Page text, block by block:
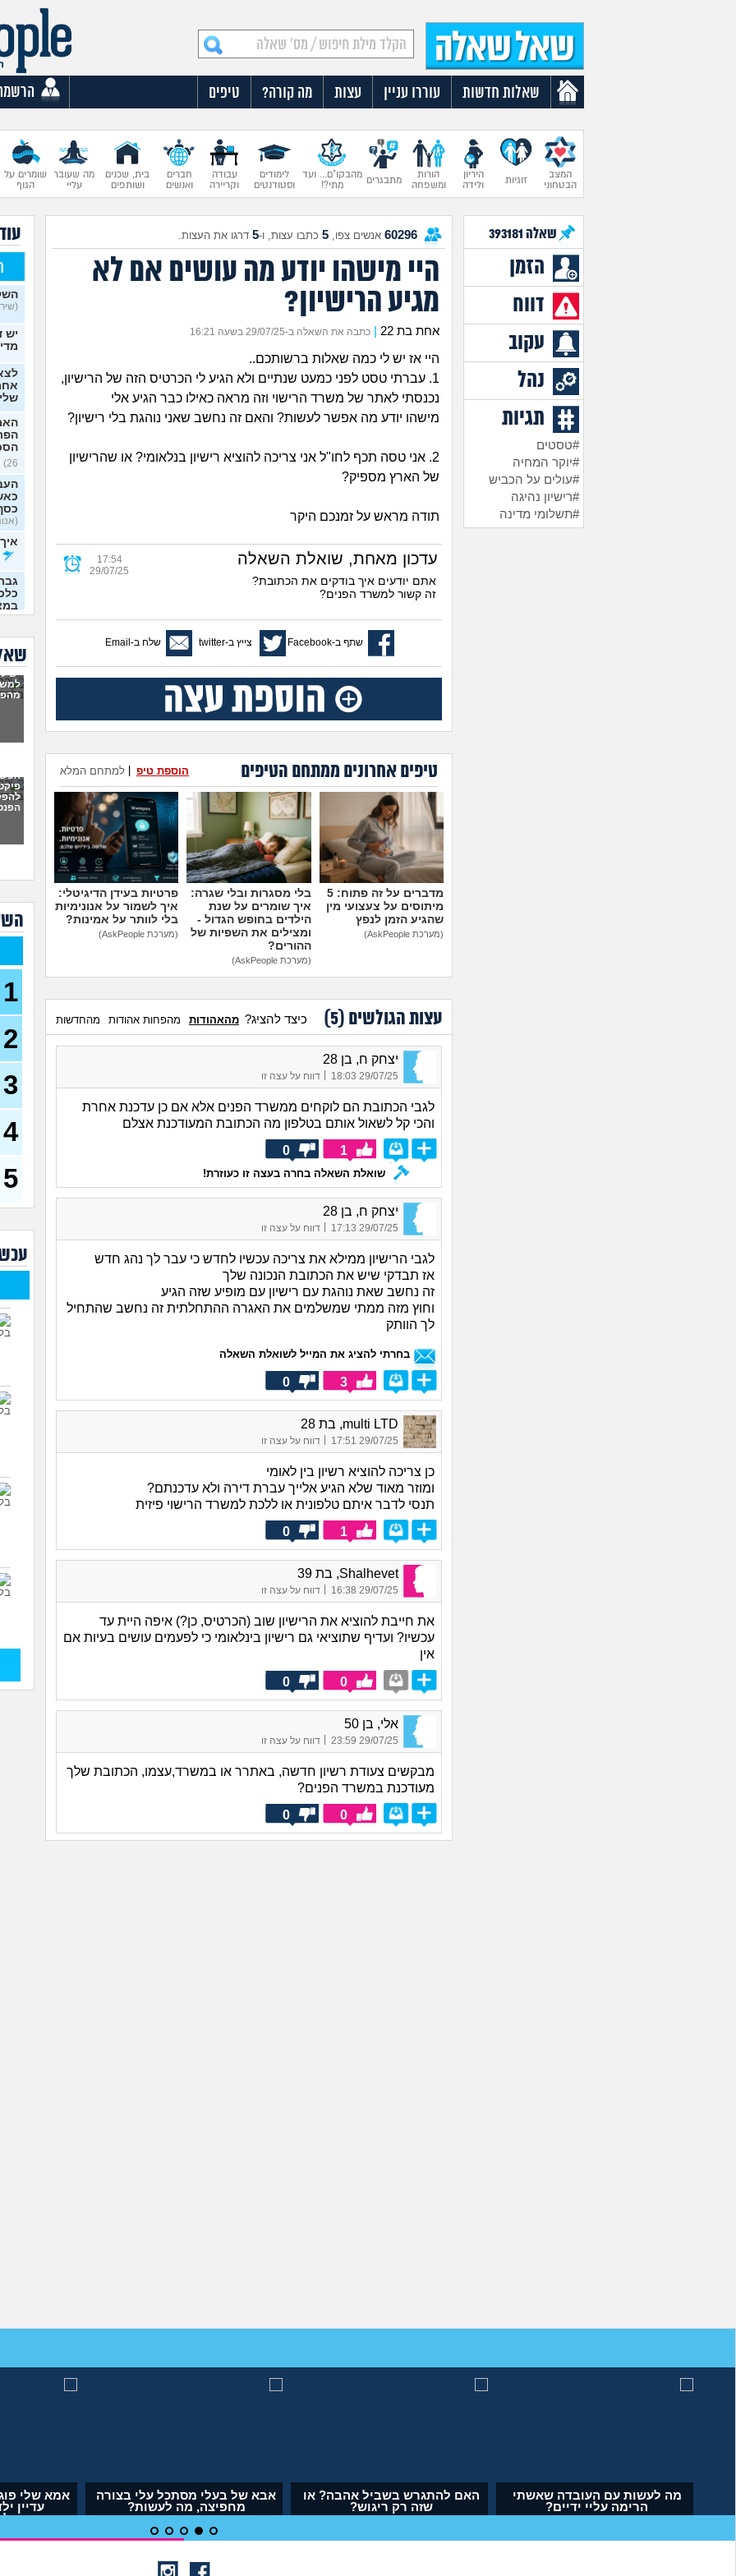
שאלות חדשות עוררו עניין עצות מה קורה? טיפים
המצב
הבטחוני
זוגיות
היריון
ולידה
הורות
ומשפחה
מתבגרים
מהבקו"ם... ועד
מתי?!
לימודים
וסטודנטים
עבודה
וקריירה
חברים
ואנשים
בית, שכנים
ושותפים
מה שעובר
עליי
שומרים על
הגוף
שאלה 393181
הזמן
דווח
עקוב
נהל
תגיות
#טסטים
#יוקר המחיה
#עולים על הכביש
#רישיון נהיגה
#תשלומי מדינה
60296 אנשים צפו, 5 כתבו עצות, ו-5 דרגו את העצות.
היי מישהו יודע מה עושים אם לא
מגיע הרישיון?
אחת בת 22 כתבה את השאלה ב-29/07/25 בשעה 16:21
היי אז יש לי כמה שאלות ברשותכם..
1. עברתי טסט לפני כמעט שנתיים ולא הגיע לי הכרטיס הזה של הרישיון,
נכנסתי לאתר של משרד הרישוי וזה מראה כאילו כבר הגיע אלי
מישהו יודע מה אפשר לעשות? והאם זה נחשב שאני נוהגת בלי רישיון?
2. אני טסה תכף לחו"ל אני צריכה להוציא רישיון בנלאומי? או שהרישיון
של הארץ מספיק?
תודה מראש על זמנכם היקר
עדכון מאחת, שואלת השאלה
17:54
29/07/25
אתם יודעים איך בודקים את הכתובת?
זה קשור למשרד הפנים?
שתף ב-Facebook צייץ ב-twitter שלח ב-Email
טיפים אחרונים ממתחם הטיפים למתחם המלא הוספת טיפ
מדברים על זה פתוח: 5
מיתוסים על צעצועי מין
שהגיע הזמן לנפץ
(מערכת AskPeople)
בלי מסגרות ובלי שגרה:
איך שומרים על שנת
הילדים בחופש הגדול -
ומצילים את השפיות של
ההורים?
(מערכת AskPeople)
פרטיות בעידן הדיגיטלי:
איך לשמור על אנונימיות
בלי לוותר על אמינות?
(מערכת AskPeople)
עצות הגולשים (5
) כיצד להציג? מהאהודות מהפחות אהודות מהחדשות
יצחק ח, בן 28
29/07/25 18:03 דווח על עצה זו
לגבי הכתובת הם לוקחים ממשרד הפנים אלא אם כן עדכנת אחרת
והכי קל לשאול אותם בטלפון מה הכתובת המעודכנת אצלם
1
0
שואלת השאלה בחרה בעצה זו כעוזרת!
יצחק ח, בן 28
29/07/25 17:13 דווח על עצה זו
לגבי הרישיון ממילא את צריכה עכשיו לחדש כי עבר לך נהג חדש
אז תבדקי שיש את הכתובת הנכונה שלך
זה נחשב שאת נוהגת עם רישיון עם מופיע שזה הגיע
וחוץ מזה ממתי שמשלמים את האגרה ההתחלתית זה נחשב שהתחיל
לך הוותק
בחרתי להציג את המייל לשואלת השאלה
3
0
multi LTD, בת 28
29/07/25 17:51 דווח על עצה זו
כן צריכה להוציא רשיון בין לאומי
ומוזר מאוד שלא הגיע אלייך עברת דירה ולא עדכנתם?
תנסי לדבר איתם טלפונית או ללכת למשרד הרישוי פיזית
1
0
Shalhevet, בת 39
29/07/25 16:38 דווח על עצה זו
את חייבת להוציא את הרישיון שוב (הכרטיס, כן?) איפה היית עד
עכשיו? ועדיף שתוציאי גם רישיון בינלאומי כי לפעמים עושים בעיות אם
אין
0
0
אלי, בן 50
29/07/25 23:59
| דווח על עצה זו
מבקשים צעודת רשיון חדשה, באתרר או במשרד,עצמו, הכתובת שלך
מעודכנת במשרד הפנים?
0
0
יש
26)
90)
22)
בן 22)
(Alisa, בת 20)
בן 35)
(יפה,
(menahem, בן 21)
עם
יש
1
2
3
4
5
אמא שלי
עדיין
אבא של בעלי מסתכל עלי בצורה
מחפיצה, מה לעשות?
(ליה, בת 27)
האם להתגרש בשביל אהבה? או
שזה רק ריגוש?
מה לעשות עם העובדה שאשתי
הרימה עליי ידיים?